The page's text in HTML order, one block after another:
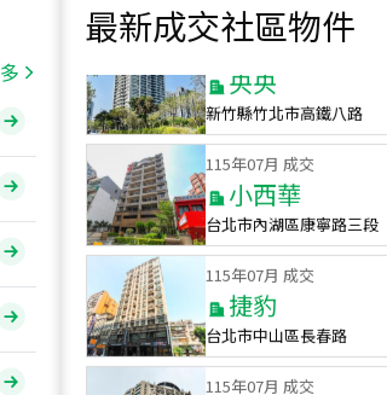
最新成交社區物件
115年07月 成交
央央
新竹縣竹北市高鐵八路
115年07月 成交
小西華
台北市內湖區康寧路三段
115年07月 成交
捷豹
台北市中山區長春路
115年07月 成交
十泉十美